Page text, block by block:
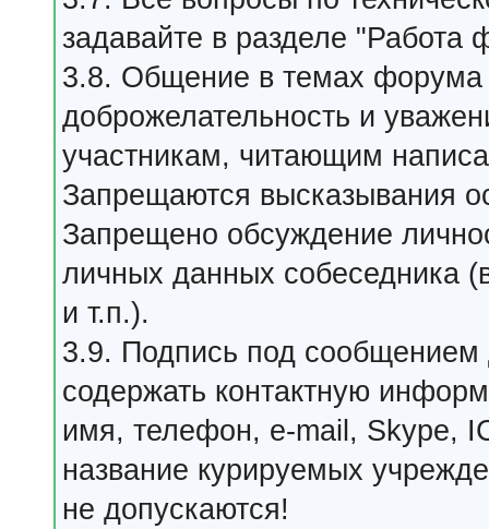
задавайте в разделе "Работа
3.8. Общение в темах форума
доброжелательность и
участникам, читающим
Запрещаются высказывания
Запрещено обсуждение
личных данных собеседника
и т.п.).
3.9. Подпись под
содержать контактную
имя, телефон, e-mail, Skype,
название курируемых
не допускаются!